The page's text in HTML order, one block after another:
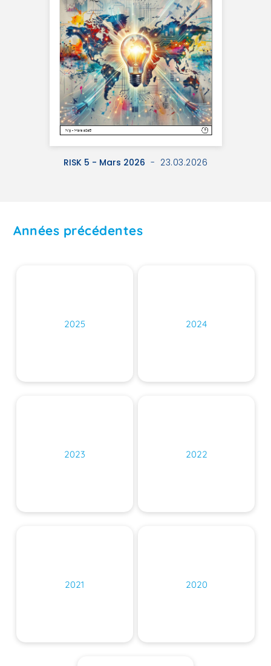
RISK 5 - Mars 2026 - 23.03.2026
Années précédentes
2025 2024
2023 2022
2021 2020